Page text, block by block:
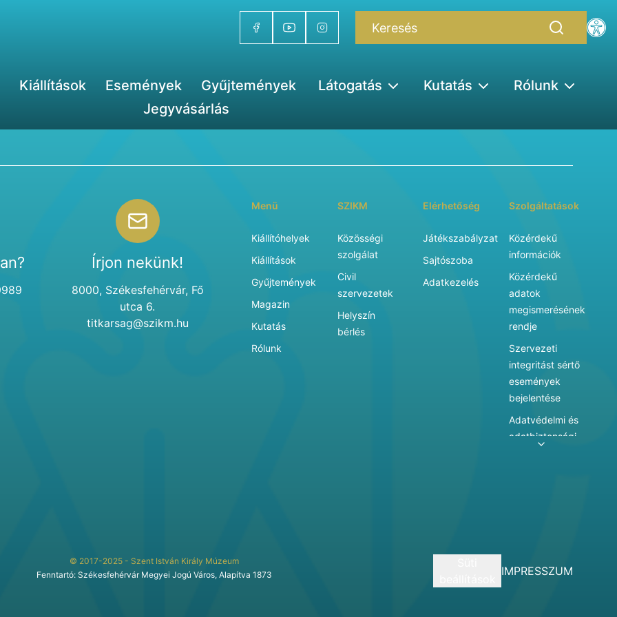
Kiállítások Események Gyűjtemények Látogatás Kutatás
Rólunk
Jegyvásárlás
Írjon nekünk!
8000, Székesfehérvár, Fő
utca 6.
titkarsag@szikm.hu
Menü
Kiállítóhelyek
Kiállítások
Gyűjtemények
Magazin
Kutatás
Rólunk
SZIKM
Közösségi
szolgálat
Civil
szervezetek
Helyszín
bérlés
Elérhetőség
Játékszabályzat
Sajtószoba
Adatkezelés
Szolgáltatások
Közérdekű
információk
Közérdekű
adatok
megismerésének
rendje
Szervezeti
integritást sértő
események
bejelentése
Adatvédelmi és
adatbiztonsági
szolgáltatásai
© 2017-2025 - Szent István Király Múzeum
Fenntartó: Székesfehérvár Megyei Jogú Város, Alapítva 1873
IMPRESSZUM